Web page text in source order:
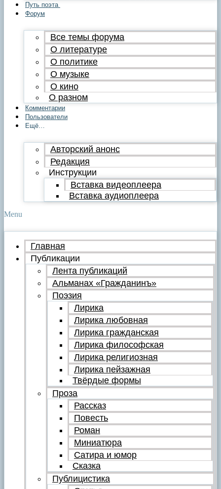
Путь поэта
Форум
Все темы форума
О литературе
О политике
О музыке
О кино
О разном
Комментарии
Пользователи
Ещё…
Авторский анонс
Редакция
Инструкции
Вставка видеоплеера
Вставка аудиоплеера
Menu
Главная
Публикации
Лента публикаций
Альманах «Гражданинъ»
Поэзия
Лирика
Лирика любовная
Лирика гражданская
Лирика философская
Лирика религиозная
Лирика пейзажная
Твёрдые формы
Проза
Рассказ
Повесть
Роман
Миниатюра
Сатира и юмор
Сказка
Публицистика